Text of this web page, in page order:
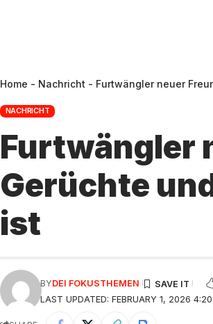
Home - Nachricht - Furtwängler neuer
NACHRICHT
Furtwängler
Gerüchte
ist
LAST UPDATED: FEBRUARY 1, 2026
BYDEI FOKUSTHEMEN